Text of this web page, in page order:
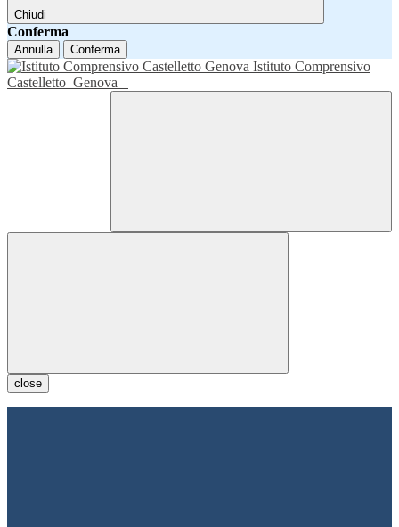
Chiudi
Conferma
Annulla Conferma
Istituto Comprensivo
Castelletto Genova
close